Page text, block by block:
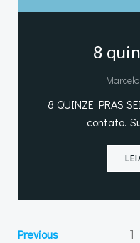
8
8 QUINZE PRAS
contato.
Previous 1